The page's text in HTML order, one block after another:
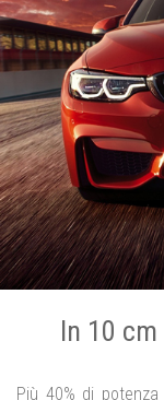
In 10
Più 40% di